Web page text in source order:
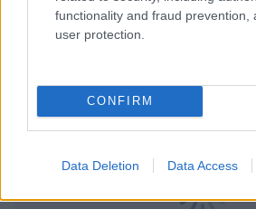
functionality and fraud prevention,
user protection.
CONFIRM
Data Deletion Data Access
Εγγραφή